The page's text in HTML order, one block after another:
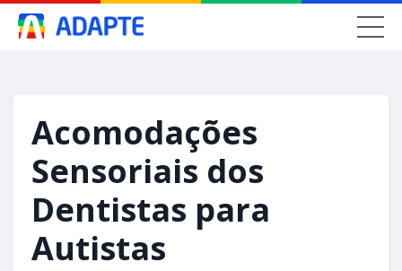
Acomodações
Sensoriais dos
Dentistas para
Autistas